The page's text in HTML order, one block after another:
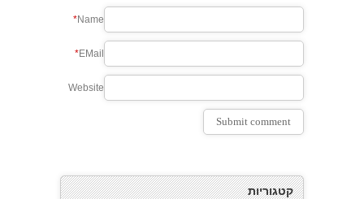
Name
*
EMail
*
Website
קטגוריות